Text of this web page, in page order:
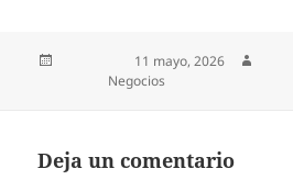
11 mayo, 2026
Negocios
Deja un comentario